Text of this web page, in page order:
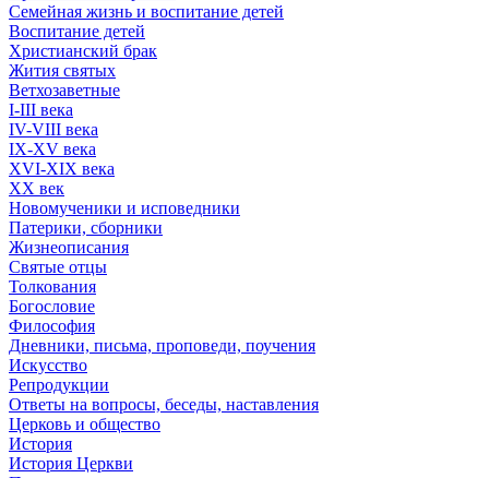
Семейная жизнь и воспитание детей
Воспитание детей
Христианский брак
Жития святых
Ветхозаветные
I-III века
IV-VIII века
IX-XV века
XVI-XIX века
XX век
Новомученики и исповедники
Патерики, сборники
Жизнеописания
Святые отцы
Толкования
Богословие
Философия
Дневники, письма, проповеди, поучения
Искусство
Репродукции
Ответы на вопросы, беседы, наставления
Церковь и общество
История
История Церкви